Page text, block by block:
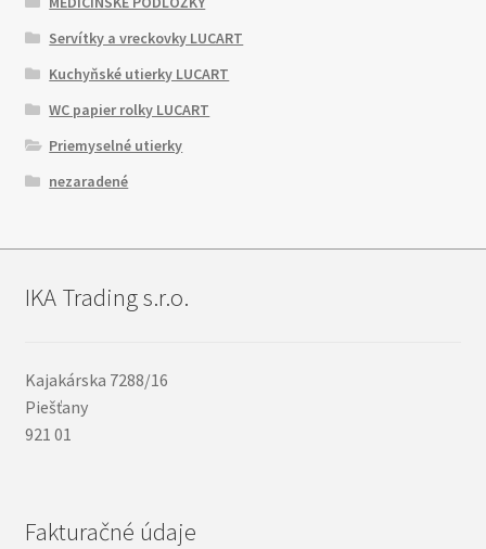
Servítky a vreckovky LUCART
Kuchyňské utierky LUCART
WC papier rolky LUCART
Priemyselné utierky
nezaradené
IKA Trading s.r.o.
Kajakárska 7288/16
Piešťany
921 01
Fakturačné údaje